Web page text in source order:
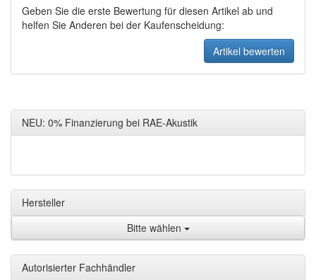
Geben Sie die erste Bewertung für diesen Artikel ab und
helfen Sie Anderen bei der Kaufenscheidung:
NEU: 0% Finanzierung bei RAE-Akustik
Hersteller
Bitte wählen
Autorisierter Fachhändler